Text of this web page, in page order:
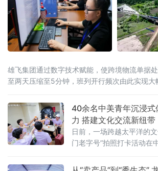
雄飞集团通过数字技术赋能，使跨境物流单据
至两天压缩至5分钟，班列开行频次由此实现大
40余名中美青年沉浸
力 搭建文化交流新纽带
日前，一场跨越太平洋的
门老字号”拍照打卡活动在
国“青年大使”鹭岛行系列活